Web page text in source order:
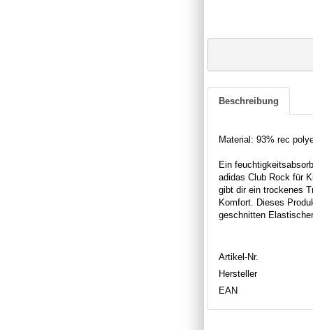
Beschreibung
Material: 93% rec
Ein
adidas Club Rock für
gibt dir ein trockenes
Komfort. Dieses
geschnitten
Artikel-Nr.
Hersteller
EAN